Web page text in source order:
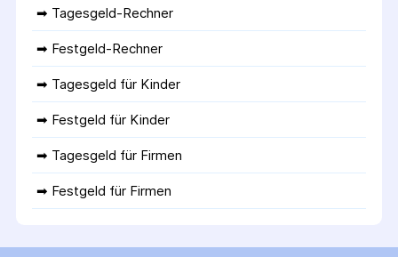
➡ Tagesgeld-Rechner
➡ Festgeld-Rechner
➡ Tagesgeld für Kinder
➡ Festgeld für Kinder
➡ Tagesgeld für Firmen
➡ Festgeld für Firmen